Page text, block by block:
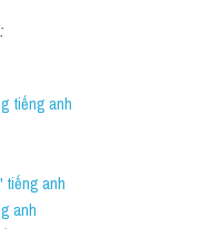
tiếng anh
tiếng anh
anh